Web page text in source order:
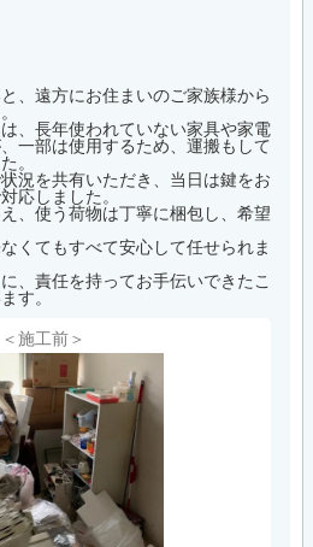
、遠方にお住まいのご家族様から
、長年使われていない家具や家電
一部は使用するため、運搬もして
。
況を共有いただき、当日は鍵をお
応しました。
、使う荷物は丁寧に梱包し、希望
くてもすべて安心して任せられま
、責任を持ってお手伝いできたこ
す。
＜施工前＞